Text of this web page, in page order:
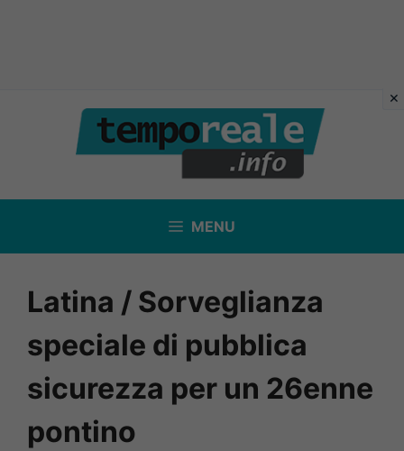
contenuto
MENU
Latina / Sorveglianza
speciale di pubblica
sicurezza per un 26enne
pontino